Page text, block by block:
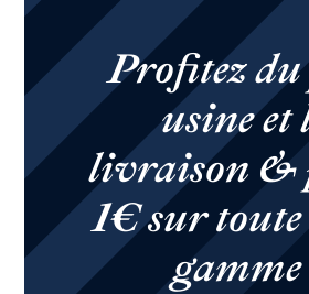
Profitez
usine et
livraison &
1€ sur